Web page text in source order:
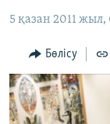
main
to
Search
АДАМ
ӘЛЕУМЕТ
ӘЛЕМ
АРНАЙЫ
5 қазан 2011 жыл,
Бөлісу